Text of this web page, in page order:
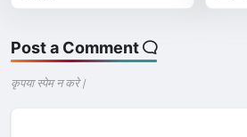
Post a Comment
कृपया स्पेम न करे |